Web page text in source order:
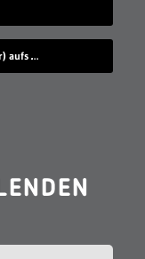
Remi Gaillard mogelt sich (mal wieder) aufs Volleyball-Mannschaftsfoto